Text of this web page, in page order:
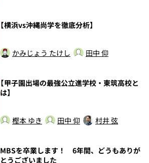
【横浜vs沖縄尚学を徹底分析】
かみじょう たけし 田中 仰
【甲子園出場の最強公立進学校・東筑高校と
は】
樫本 ゆき 田中 仰 村井 弦
MBSを卒業します！ 6年間、どうもありが
とうございました